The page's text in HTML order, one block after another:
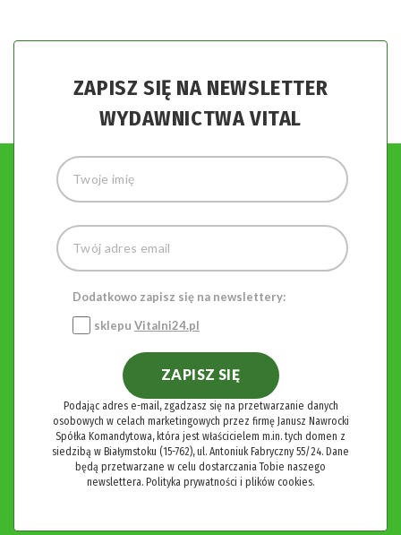
ZAPISZ SIĘ NA NEWSLETTER
WYDAWNICTWA VITAL
Dodatkowo zapisz się na newslettery:
sklepu Vitalni24.pl
ZAPISZ SIĘ
Podając adres e-mail, zgadzasz się na przetwarzanie danych
osobowych w celach marketingowych przez firmę Janusz Nawrocki
Spółka Komandytowa, która jest właścicielem m.in. tych domen z
siedzibą w Białymstoku (15-762), ul. Antoniuk Fabryczny 55/24. Dane
będą przetwarzane w celu dostarczania Tobie naszego
newslettera. Polityka prywatności i plików cookies.